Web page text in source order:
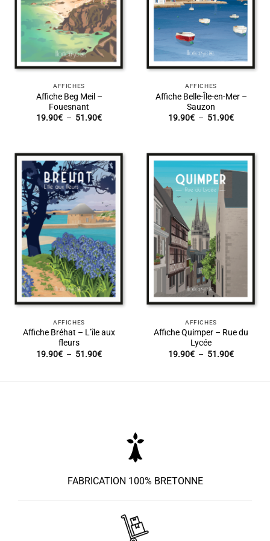
AFFICHES
Affiche Beg Meil –
Fouesnant
19.90€ – 51.90€Plage
51.90€
AFFICHES
Affiche Belle-Île-en-Mer –
Sauzon
19.90€ – 51.90€Plage
51.90€
AFFICHES
Affiche Bréhat – L’île aux
fleurs
19.90€ – 51.90€Plage
AFFICHES
Affiche Quimper – Rue du
Lycée
19.90€ – 51.90€Plage
FABRICATION 100% BRETONNE